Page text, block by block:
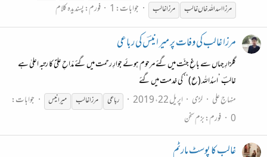
مرزااسد الله خاںغالب مرزاغالب جوابات: 1 فورم:پسندیدہ کلام
مرزا غالب کی وفات پر میر انیسؔ کی رباعی
گلزارِ جہاں سے باغِ جنّت میں گئے مرحوم ہوئے جوارِ رحمت میں گئے مدّاحِ علیؑ کا رتبہ اعلیٰ ہے
غالبؔ ’اسدُاللہ (ع)‘‘ کی خدمت میں گئے
منہاج علی لڑی اپریل 22، 2019 رباعی مرزاغالب میر انیس
جوابات:
0 فورم:بزم سخن
غالب کا پوسٹ مارٹم